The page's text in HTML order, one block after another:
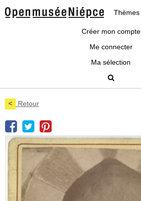
Thèmes
Créer mon compte
Me connecter
Ma sélection
< Retour